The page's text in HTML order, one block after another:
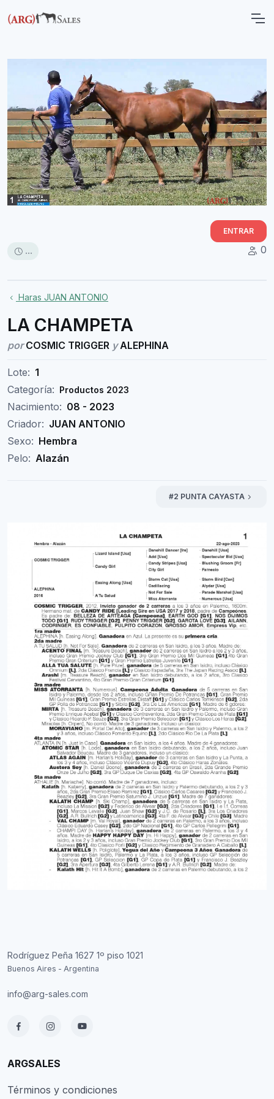
ENTRAR
... 0
Haras JUAN ANTONIO
LA CHAMPETA
porCOSMIC TRIGGER yALEPHINA
Lote: 1
Categoría: Productos 2023
Nacimiento: 08 - 2023
Criador: JUAN ANTONIO
Sexo: Hembra
Pelo: Alazán
#2 PUNTA CAYASTA
Rodríguez Peña 1627 1º piso 1021
Buenos Aires - Argentina
info@arg-sales.com
ARGSALES
Términos y condiciones